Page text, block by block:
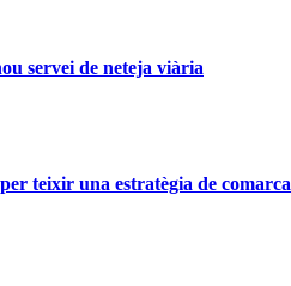
servei de neteja viària
teixir una estratègia de comarca